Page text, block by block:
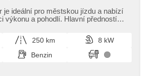
je ideální pro městskou jízdu a nabízí
výkonu a pohodlí. Hlavní předností
250 km
8 kW
Benzin